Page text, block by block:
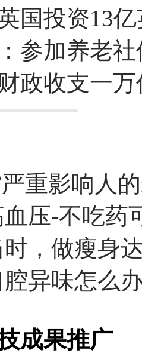
国投资13
参加养老
政收支一
严重影响人
压-不吃药
，做瘦身
异味怎么
成果推广